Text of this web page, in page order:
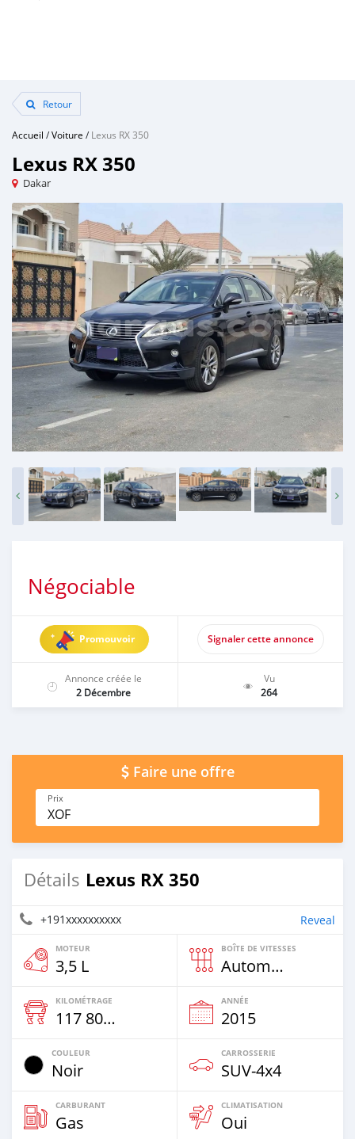
Retour
Accueil /Voiture /Lexus RX 350
Lexus RX 350
Dakar
Négociable
Promouvoir Signaler cette annonce
Annonce créée le
2 Décembre
Vu
264
Faire une offre
Prix
XOF
Détails Lexus RX 350
+191xxxxxxxxxx Reveal
MOTEUR
3,5 L
BOÎTE DE VITESSES
Automatique
KILOMÉTRAGE
117 800 Km
ANNÉE
2015
COULEUR
Noir
CARROSSERIE
SUV‒4x4
CARBURANT
Gas
CLIMATISATION
Oui